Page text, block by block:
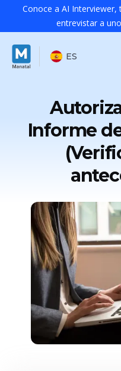
Conoce a AI
entrevistar a
ES
Informe